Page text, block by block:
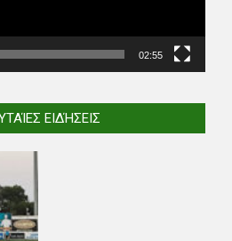
02:55
ΕΙΔΉΣΕΙΣ